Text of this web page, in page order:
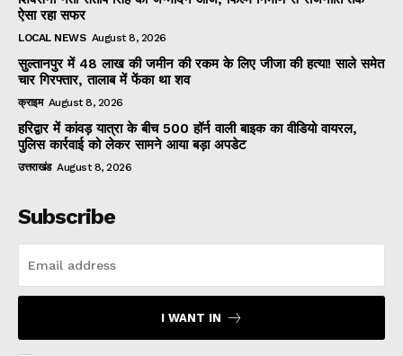
ऐसा रहा सफर
LOCAL NEWS August 8, 2026
सुल्तानपुर में 48 लाख की जमीन की रकम के लिए जीजा की हत्या! साले समेत
चार गिरफ्तार, तालाब में फेंका था शव
क्राइम August 8, 2026
हरिद्वार में कांवड़ यात्रा के बीच 500 हॉर्न वाली बाइक का वीडियो वायरल,
पुलिस कार्रवाई को लेकर सामने आया बड़ा अपडेट
उत्तराखंड August 8, 2026
Subscribe
I WANT IN